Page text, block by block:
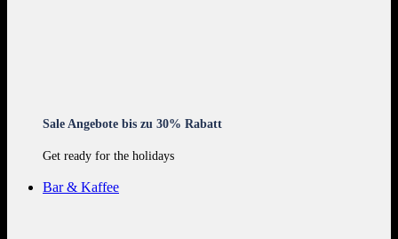
Sale Angebote bis zu 30% Rabatt
Get ready for the holidays
Bar & Kaffee